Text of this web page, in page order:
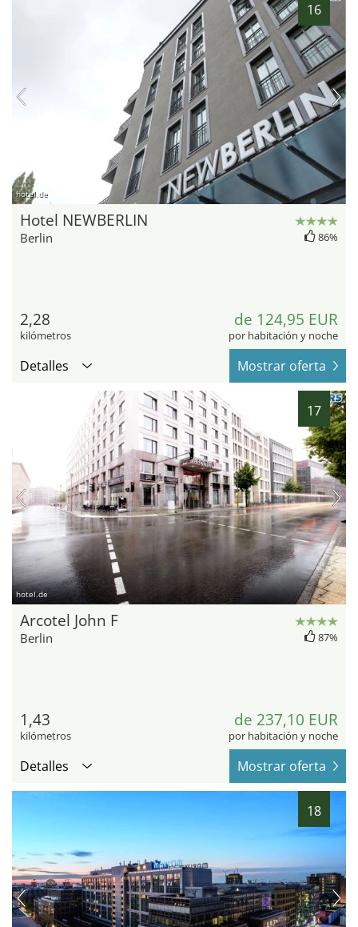
16
hotel.de
Hotel NEWBERLIN
Berlin 86%
2,28
kilómetros
de 124,95 EUR
por habitación y noche
Detalles Mostrar oferta
17
hotel.de
Arcotel John F
Berlin 87%
1,43
kilómetros
de 237,10 EUR
por habitación y noche
Detalles Mostrar oferta
18